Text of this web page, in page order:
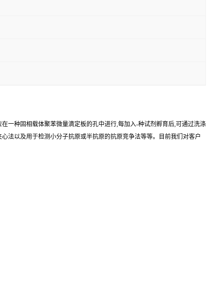
一种固相载体聚苯微量滴定板的孔中进行,每加入-种试剂孵育后,可通过洗涤
法以及用于检测小分子抗原或半抗原的抗原竞争法等等。目前我们对客户